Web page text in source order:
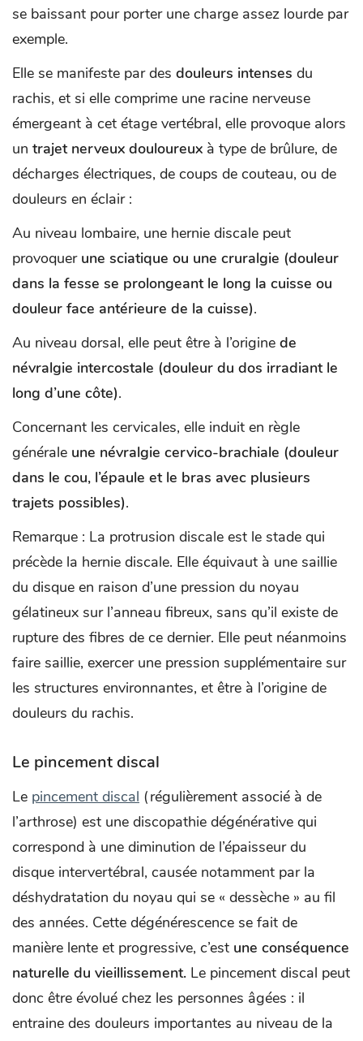
se baissant pour porter une charge assez lourde par
exemple.
Elle se manifeste par des douleurs intenses du
rachis, et si elle comprime une racine nerveuse
émergeant à cet étage vertébral, elle provoque alors
un trajet nerveux douloureux à type de brûlure, de
décharges électriques, de coups de couteau, ou de
douleurs en éclair :
Au niveau lombaire, une hernie discale peut
provoquer une sciatique ou une cruralgie (douleur
dans la fesse se prolongeant le long la cuisse ou
douleur face antérieure de la cuisse).
Au niveau dorsal, elle peut être à l’origine de
névralgie intercostale (douleur du dos irradiant le
long d’une côte).
Concernant les cervicales, elle induit en règle
générale une névralgie cervico-brachiale (douleur
dans le cou, l’épaule et le bras avec plusieurs
trajets possibles).
Remarque : La protrusion discale est le stade qui
précède la hernie discale. Elle équivaut à une saillie
du disque en raison d’une pression du noyau
gélatineux sur l’anneau fibreux, sans qu’il existe de
rupture des fibres de ce dernier. Elle peut néanmoins
faire saillie, exercer une pression supplémentaire sur
les structures environnantes, et être à l’origine de
douleurs du rachis.
Le pincement discal
Le pincement discal (régulièrement associé à de
l’arthrose) est une discopathie dégénérative qui
correspond à une diminution de l’épaisseur du
disque intervertébral, causée notamment par la
déshydratation du noyau qui se « dessèche » au fil
des années. Cette dégénérescence se fait de
manière lente et progressive, c’est une conséquence
naturelle du vieillissement. Le pincement discal peut
donc être évolué chez les personnes âgées : il
entraine des douleurs importantes au niveau de la